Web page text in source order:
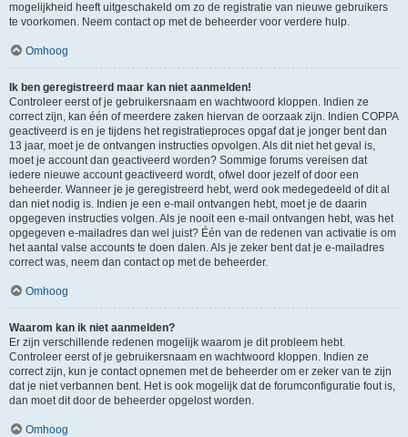
mogelijkheid heeft uitgeschakeld om zo de registratie van nieuwe gebruikers
te voorkomen. Neem contact op met de beheerder voor verdere hulp.
Omhoog
Ik ben geregistreerd maar kan niet aanmelden!
Controleer eerst of je gebruikersnaam en wachtwoord kloppen. Indien ze
correct zijn, kan één of meerdere zaken hiervan de oorzaak zijn. Indien COPPA
geactiveerd is en je tijdens het registratieproces opgaf dat je jonger bent dan
13 jaar, moet je de ontvangen instructies opvolgen. Als dit niet het geval is,
moet je account dan geactiveerd worden? Sommige forums vereisen dat
iedere nieuwe account geactiveerd wordt, ofwel door jezelf of door een
beheerder. Wanneer je je geregistreerd hebt, werd ook medegedeeld of dit al
dan niet nodig is. Indien je een e-mail ontvangen hebt, moet je de daarin
opgegeven instructies volgen. Als je nooit een e-mail ontvangen hebt, was het
opgegeven e-mailadres dan wel juist? Één van de redenen van activatie is om
het aantal valse accounts te doen dalen. Als je zeker bent dat je e-mailadres
correct was, neem dan contact op met de beheerder.
Omhoog
Waarom kan ik niet aanmelden?
Er zijn verschillende redenen mogelijk waarom je dit probleem hebt.
Controleer eerst of je gebruikersnaam en wachtwoord kloppen. Indien ze
correct zijn, kun je contact opnemen met de beheerder om er zeker van te zijn
dat je niet verbannen bent. Het is ook mogelijk dat de forumconfiguratie fout is,
dan moet dit door de beheerder opgelost worden.
Omhoog